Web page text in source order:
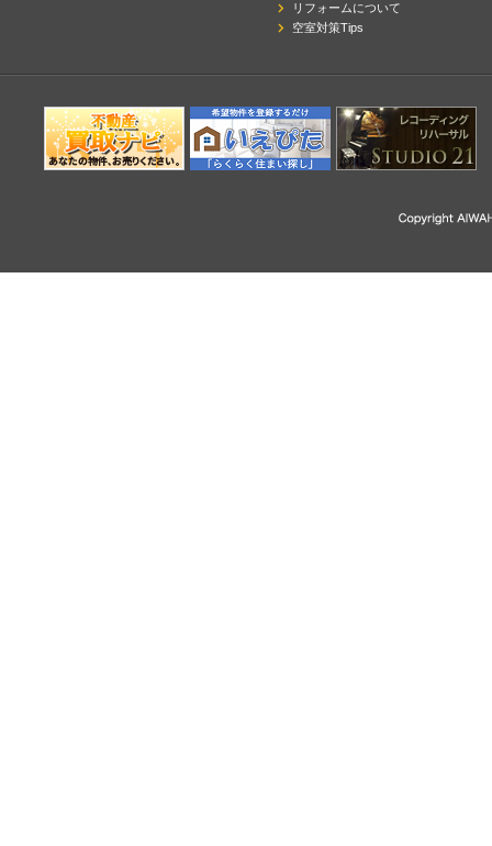
リフォームについて
空室対策Tips